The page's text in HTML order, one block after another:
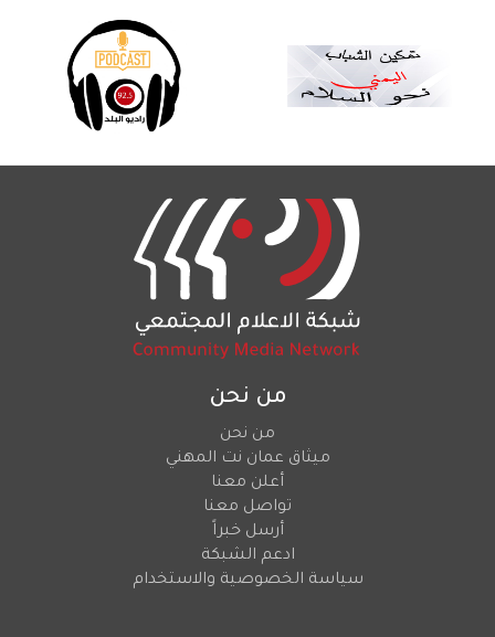
من نحن
من نحن
ميثاق عمان نت المهني
أعلن معنا
تواصل معنا
أرسل خبراً
ادعم الشبكة
سياسة الخصوصية والاستخدام